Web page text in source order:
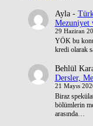
Ayla-
Mezuniyet
29 Haziran
YÖK bu
kredi olarak
Behlül
Dersler,
21 Mayıs
Biraz
bölümlerin
arasında…